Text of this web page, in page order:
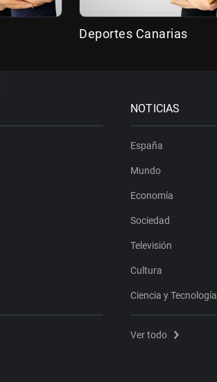
Deportes Canarias
NOTICIAS
España
Mundo
Economía
Sociedad
Televisión
Cultura
Ciencia y Tecnología
Ver todo